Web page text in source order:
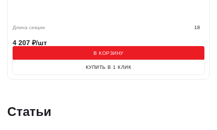
Длина секции 18
4 207 ₽/шт
В КОРЗИНУ
КУПИТЬ В 1 КЛИК
Статьи